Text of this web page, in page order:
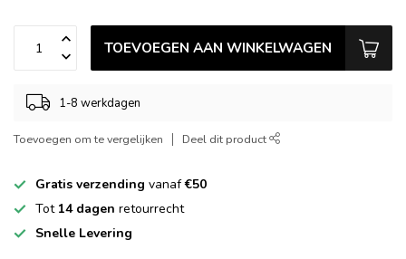
TOEVOEGEN AAN WINKELWAGEN
1-8 werkdagen
Toevoegen om te vergelijken Deel dit product
Gratis verzending vanaf€50
Tot 14 dagen retourrecht
Snelle Levering